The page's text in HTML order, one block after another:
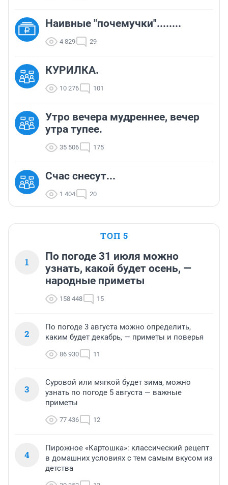
Наивные "почемучки"........
4 829 29
КУРИЛКА.
10 276 101
Утро вечера мудреннее, вечер
утра тупее.
35 506 175
Счас снесут...
1 404 20
ТОП 5
1
По погоде 31 июля можно
узнать, какой будет осень, —
народные приметы
158 448 15
2
По погоде 3 августа можно определить,
каким будет декабрь, — приметы и поверья
86 930 11
3
Суровой или мягкой будет зима, можно
узнать по погоде 5 августа — важные
приметы
77 436 12
4
Пирожное «Картошка»: классический рецепт
в домашних условиях с тем самым вкусом из
детства